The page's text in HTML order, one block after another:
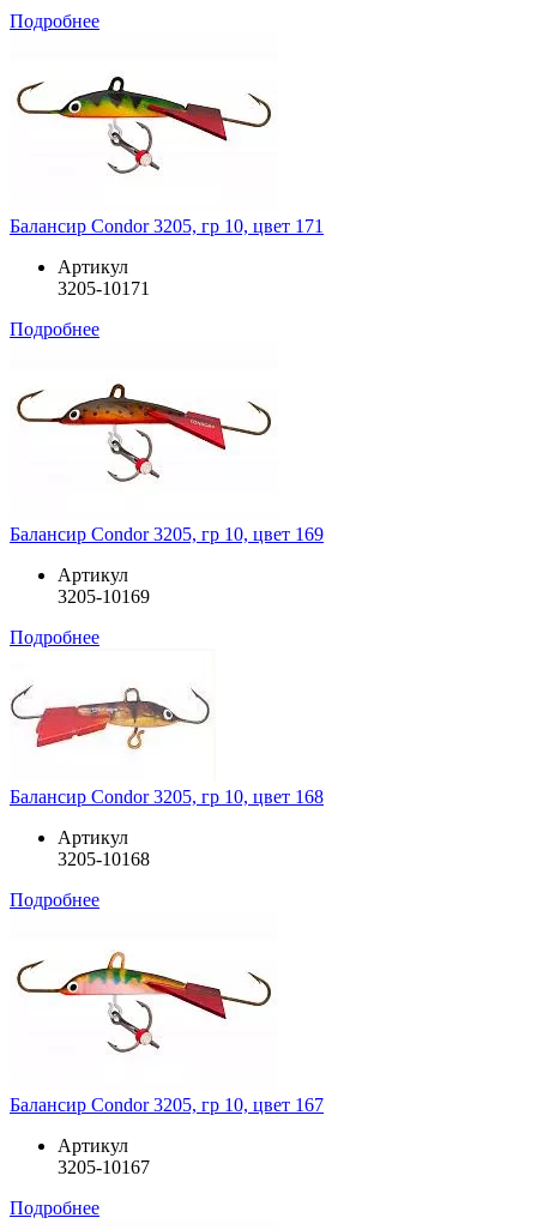
Подробнее
Балансир Condor 3205, гр 10, цвет 171
Артикул
3205-10171
Подробнее
Балансир Condor 3205, гр 10, цвет 169
Артикул
3205-10169
Подробнее
Балансир Condor 3205, гр 10, цвет 168
Артикул
3205-10168
Подробнее
Балансир Condor 3205, гр 10, цвет 167
Артикул
3205-10167
Подробнее